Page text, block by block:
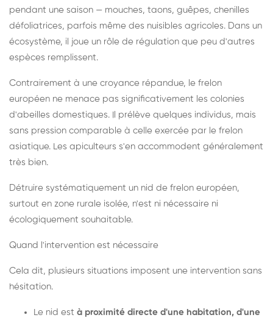
pendant une saison — mouches, taons, guêpes, chenilles
défoliatrices, parfois même des nuisibles agricoles. Dans un
écosystème, il joue un rôle de régulation que peu d'autres
espèces remplissent.
Contrairement à une croyance répandue, le frelon
européen ne menace pas significativement les colonies
d'abeilles domestiques. Il prélève quelques individus, mais
sans pression comparable à celle exercée par le frelon
asiatique. Les apiculteurs s'en accommodent généralement
très bien.
Détruire systématiquement un nid de frelon européen,
surtout en zone rurale isolée, n'est ni nécessaire ni
écologiquement souhaitable.
Quand l'intervention est nécessaire
Cela dit, plusieurs situations imposent une intervention sans
hésitation.
Le nid est à proximité directe d'une habitation, d'une